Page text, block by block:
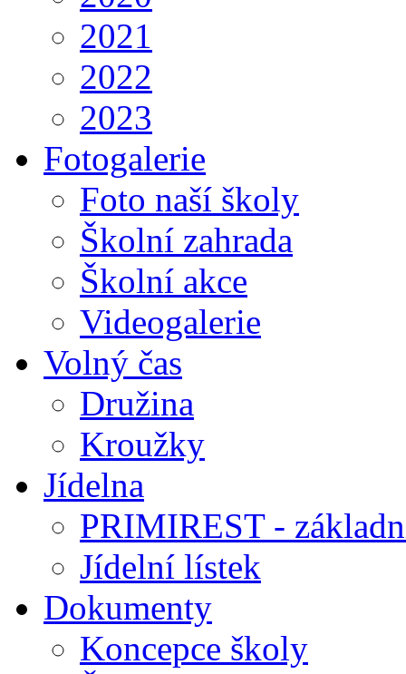
2021
2022
2023
Fotogalerie
Foto naší školy
Školní zahrada
Školní akce
Videogalerie
Volný čas
Družina
Kroužky
Jídelna
PRIMIREST -
Jídelní lístek
Dokumenty
Koncepce školy